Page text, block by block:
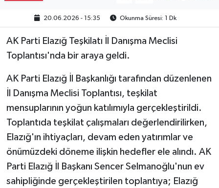
20.06.2026 - 15:35 Okunma Süresi: 1 Dk
AK Parti Elazığ Teşkilatı İl Danışma Meclisi
Toplantısı'nda bir araya geldi.
AK Parti Elazığ İl Başkanlığı tarafından düzenlenen
İl Danışma Meclisi Toplantısı, teşkilat
mensuplarının yoğun katılımıyla gerçekleştirildi.
Toplantıda teşkilat çalışmaları değerlendirilirken,
Elazığ'ın ihtiyaçları, devam eden yatırımlar ve
önümüzdeki döneme ilişkin hedefler ele alındı. AK
Parti Elazığ İl Başkanı Sencer Selmanoğlu'nun ev
sahipliğinde gerçekleştirilen toplantıya; Elazığ